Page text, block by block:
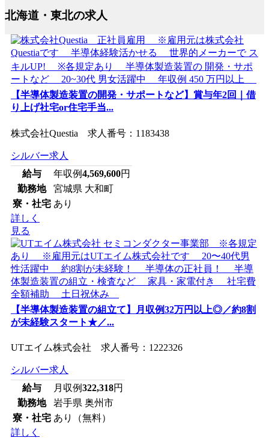
北海道・東北の求人
【半導体製造装置の開発・サポートなど】賞与年2回｜借
り上げ社宅or住宅手当...
株式会社Questia 求人番号：1183438
シルバー求人
給与
年収例4,569,600円
勤務地
宮城県 大和町
寮・社宅 あり
詳しく
見る
【半導体製造装置の組立て】月収例32万円以上◎／約8割
が未経験スタート★／...
UTエイム株式会社 求人番号：1222326
シルバー求人
給与
月収例322,318円
勤務地
岩手県 奥州市
寮・社宅 あり（無料）
詳しく